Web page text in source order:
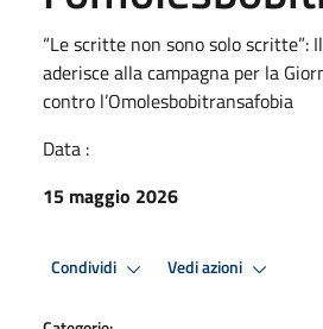
“Le scritte non sono solo scritte”:
aderisce alla campagna per la
contro l’Omolesbobitransafobia
Data :
15 maggio 2026
Condividi Vedi azioni